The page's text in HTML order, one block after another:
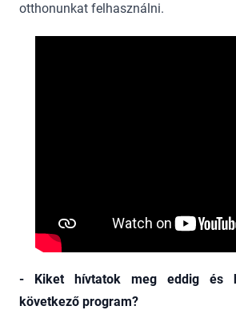
otthonunkat felhasználni.
- Kiket hívtatok meg eddig és
következő program?